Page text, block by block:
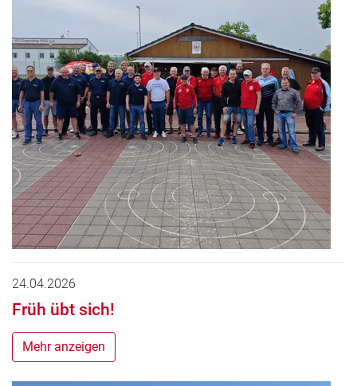
24.04.2026
Früh übt sich!
Mehr anzeigen